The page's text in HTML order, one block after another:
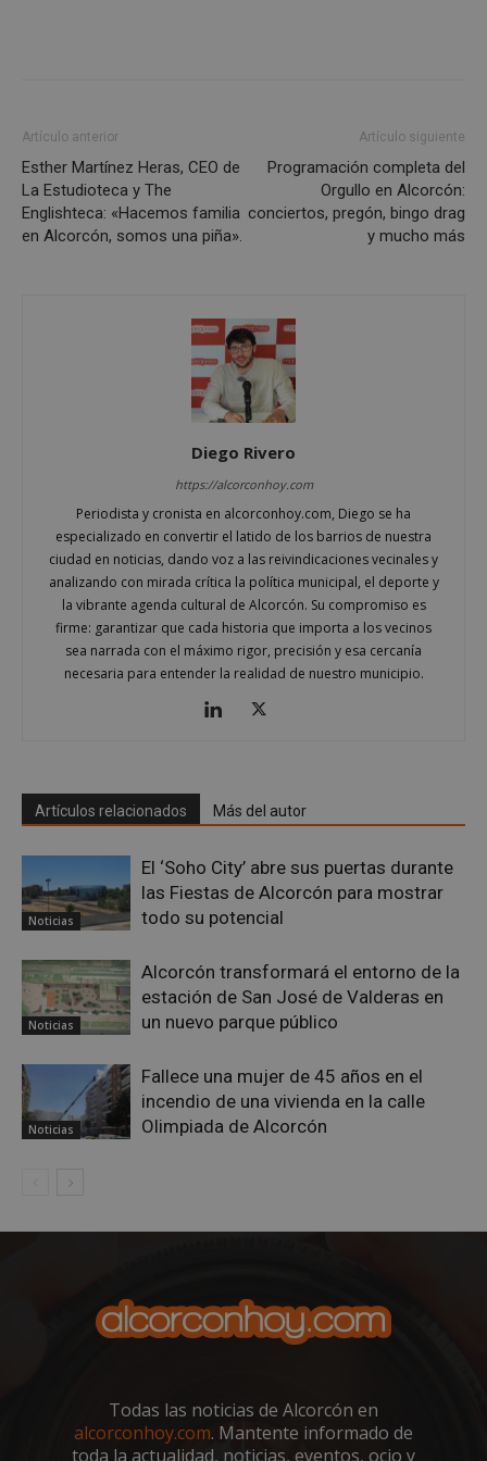
Artículo anterior
Esther Martínez Heras, CEO de
La Estudioteca y The
Englishteca: «Hacemos familia
en Alcorcón, somos una piña».
Artículo siguiente
Programación completa del
Orgullo en Alcorcón:
conciertos, pregón, bingo drag
y mucho más
Diego Rivero
https://alcorconhoy.com
Periodista y cronista en alcorconhoy.com, Diego se ha
especializado en convertir el latido de los barrios de nuestra
ciudad en noticias, dando voz a las reivindicaciones vecinales y
analizando con mirada crítica la política municipal, el deporte y
la vibrante agenda cultural de Alcorcón. Su compromiso es
firme: garantizar que cada historia que importa a los vecinos
sea narrada con el máximo rigor, precisión y esa cercanía
necesaria para entender la realidad de nuestro municipio.
Artículos relacionados Más del autor
Noticias
El ‘Soho City’ abre sus puertas durante
las Fiestas de Alcorcón para mostrar
todo su potencial
Noticias
Alcorcón transformará el entorno de la
estación de San José de Valderas en
un nuevo parque público
Noticias
Fallece una mujer de 45 años en el
incendio de una vivienda en la calle
Olimpiada de Alcorcón
Todas las noticias de Alcorcón en
alcorconhoy.com. Mantente informado de
toda la actualidad, noticias, eventos, ocio y
Cookies de rendimiento
Cookies de preferencias
Cookies de funcionalidad
Cookies no clasificadas
Las cookies estrictamente necesarias permiten la
funcionalidad principal del sitio web, como el
inicio de sesión de usuario y la gestión de cuentas.
El sitio web no se puede utilizar correctamente sin
las cookies estrictamente necesarias.
Proveedor/
Dominio
PHPSESSID
PHP.net
alcorconhoy.com
Inc.
embed.bsky.app
sp_landing
Spotify Inc.
.spotify.com
Privacy Policy